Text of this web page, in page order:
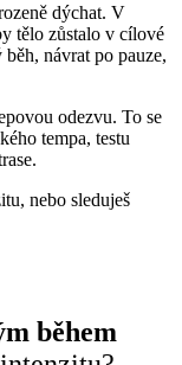
dýchat. V
tělo zůstalo v cílové
návrat po pauze,
odezvu. To se
tempa, testu
nebo sleduješ
během